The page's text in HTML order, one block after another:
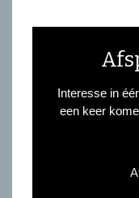
Interesse in
een keer